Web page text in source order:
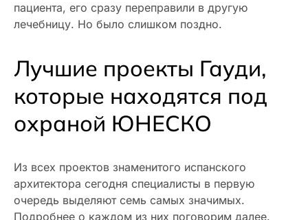
пациента, его сразу переправили в другую
лечебницу. Но было слишком поздно.
Лучшие проекты Гауди,
которые находятся под
охраной ЮНЕСКО
Из всех проектов знаменитого испанского
архитектора сегодня специалисты в первую
очередь выделяют семь самых значимых.
Подробнее о каждом из них поговорим далее.